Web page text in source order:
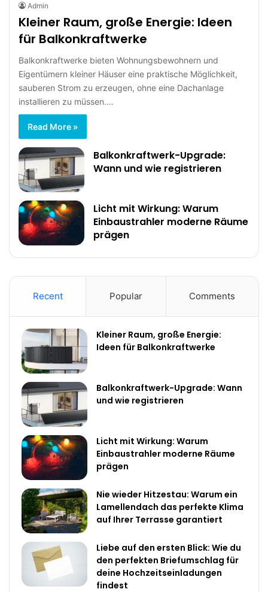
Admin
Kleiner Raum, große Energie: Ideen
für Balkonkraftwerke
Balkonkraftwerke bieten Wohnungsbewohnern und
Eigentümern kleiner Häuser eine praktische Möglichkeit,
sauberen Strom zu erzeugen, ohne eine Dachanlage
installieren zu müssen.…
Read More »
Balkonkraftwerk-Upgrade:
Wann und wie registrieren
Licht mit Wirkung: Warum
Einbaustrahler moderne Räume
prägen
Recent Popular Comments
Kleiner Raum, große Energie:
Ideen für Balkonkraftwerke
Balkonkraftwerk-Upgrade: Wann
und wie registrieren
Licht mit Wirkung: Warum
Einbaustrahler moderne Räume
prägen
Nie wieder Hitzestau: Warum ein
Lamellendach das perfekte Klima
auf Ihrer Terrasse garantiert
Liebe auf den ersten Blick: Wie du
den perfekten Briefumschlag für
deine Hochzeitseinladungen
findest